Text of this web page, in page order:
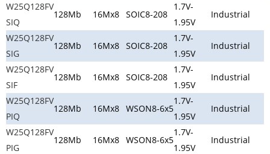
W25Q128FV
SIQ
128Mb 16Mx8 SOIC8-208
1.7V-
1.95V
Industrial
W25Q128FV
SIG
128Mb 16Mx8 SOIC8-208
1.7V-
1.95V
Industrial
W25Q128FV
SIF
128Mb 16Mx8 SOIC8-208
1.7V-
1.95V
Industrial
W25Q128FV
PIQ
128Mb 16Mx8 WSON8-6x5
1.7V-
1.95V
Industrial
W25Q128FV
PIG
128Mb 16Mx8 WSON8-6x5
1.7V-
1.95V
Industrial